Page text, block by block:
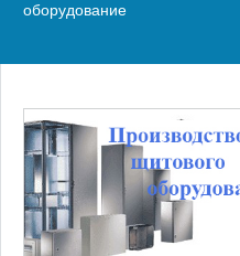
оборудование